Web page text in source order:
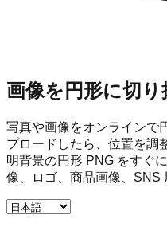
画像を円形に切
写真や画像をオンラインで
プロードしたら、位置を調
明背景の円形 PNG をすぐ
像、ロゴ、商品画像、SNS